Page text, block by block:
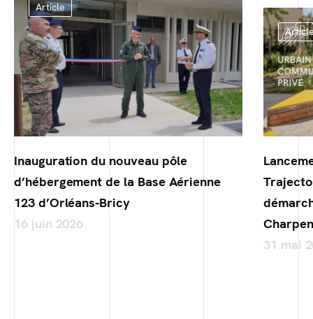
Article
Inauguration du nouveau pôle
d’hébergement de la Base Aérienne
123 d’Orléans-Bricy
16 juin 2026
31 mai